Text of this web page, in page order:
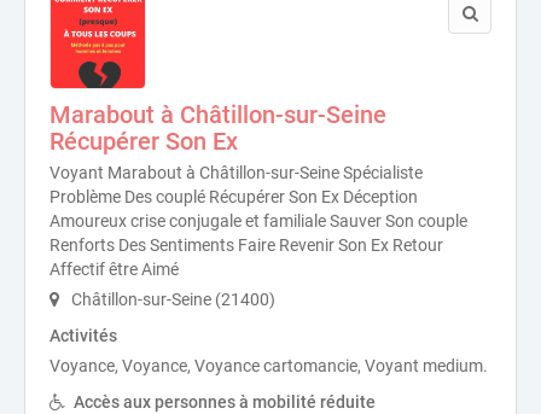
Marabout à Châtillon-sur-Seine
Récupérer Son Ex
Voyant Marabout à Châtillon-sur-Seine Spécialiste
Problème Des couplé Récupérer Son Ex Déception
Amoureux crise conjugale et familiale Sauver Son couple
Renforts Des Sentiments Faire Revenir Son Ex Retour
Affectif être Aimé
Châtillon-sur-Seine (21400)
Activités
Voyance, Voyance, Voyance cartomancie, Voyant medium.
Accès aux personnes à mobilité réduite